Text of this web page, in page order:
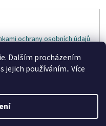
Dalším procházením
jejich používáním.. Více
ochrany osobních údajů